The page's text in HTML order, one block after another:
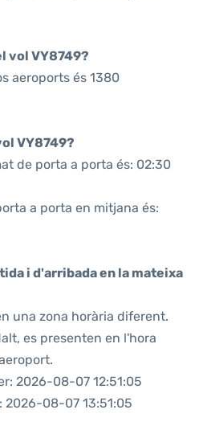
vol VY8749?
aeroports és 1380
VY8749?
de porta a porta és: 02:30
a porta en mitjana és:
i d'arribada en la mateixa
una zona horària diferent.
es presenten en l'hora
2026-08-07 12:51:05
2026-08-07 13:51:05